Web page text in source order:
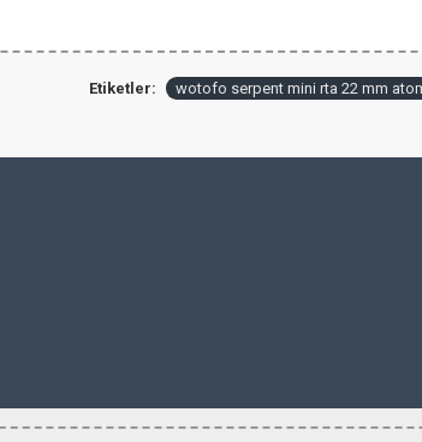
Etiketler: wotofo serpent mini rta 22 mm